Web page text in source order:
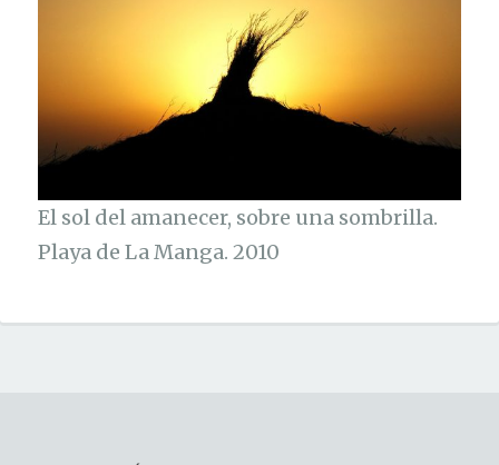
El sol del amanecer, sobre una sombrilla.
Playa de La Manga. 2010